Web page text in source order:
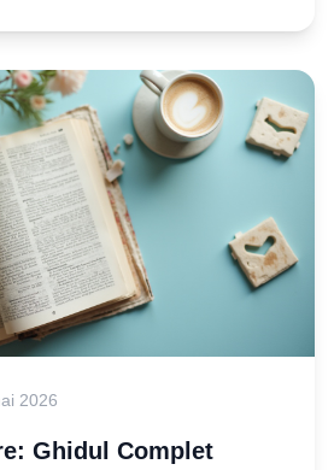
2026
Ghidul Complet